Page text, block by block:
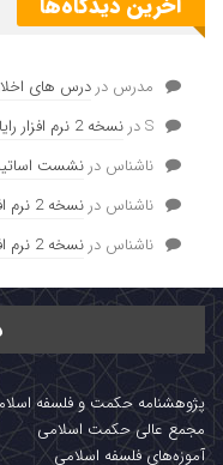
مدرس در درس های
Sدر نسخه 2 نرم افزار رایانه ای و اندروید آثار علامه مصباح+ دانلود
ناشناس در نشست
ناشناس در نسخه 2 نرم افزار رایانه ای و اندروید آثار علامه مصباح+ دانلود
ناشناس در نسخه 2 نرم افزار رایانه ای و اندروید آثار علامه مصباح+ دانلود
پژوهشنامه حکمت و فلسفه
مجمع عالی حکمت اسلامی
آموزه‌های فلسفه اسلامی